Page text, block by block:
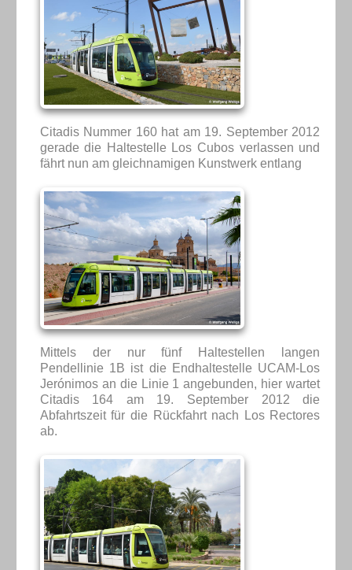
Citadis Nummer 160 hat am 19. September 2012
gerade die Haltestelle Los Cubos verlassen und
fährt nun am gleichnamigen Kunstwerk entlang
Mittels der nur fünf Haltestellen langen
Pendellinie 1B ist die Endhaltestelle UCAM-Los
Jerónimos an die Linie 1 angebunden, hier wartet
Citadis 164 am 19. September 2012 die
Abfahrtszeit für die Rückfahrt nach Los Rectores
ab.